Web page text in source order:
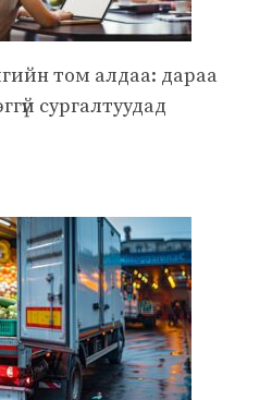
том алдаа: дараа
сургалтуудад